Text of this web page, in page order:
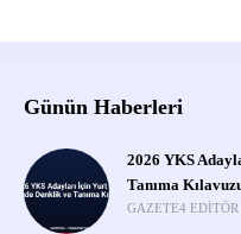
Günün Haberleri
2026 YKS
Tanıma
GAZETE4 EDITÖR